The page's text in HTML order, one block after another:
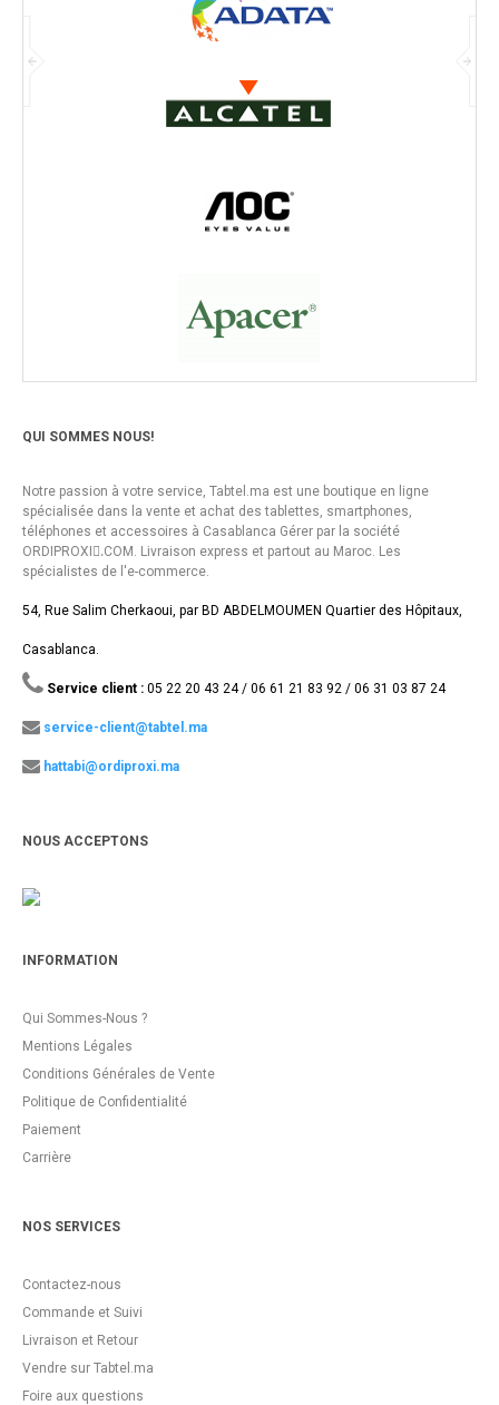
QUI SOMMES NOUS!
Notre passion à votre service, Tabtel.ma est une boutique en ligne
spécialisée dans la vente et achat des tablettes, smartphones,
téléphones et accessoires à Casablanca Gérer par la société
ORDIPROXI.ِCOM. Livraison express et partout au Maroc. Les
spécialistes de l'e-commerce.
54, Rue Salim Cherkaoui, par BD ABDELMOUMEN Quartier des Hôpitaux,
Casablanca.
Service client : 05 22 20 43 24 / 06 61 21 83 92 / 06 31 03 87 24
service-client@tabtel.ma
hattabi@ordiproxi.ma
NOUS ACCEPTONS
INFORMATION
Qui Sommes-Nous ?
Mentions Légales
Conditions Générales de Vente
Politique de Confidentialité
Paiement
Carrière
NOS SERVICES
Contactez-nous
Commande et Suivi
Livraison et Retour
Vendre sur Tabtel.ma
Foire aux questions